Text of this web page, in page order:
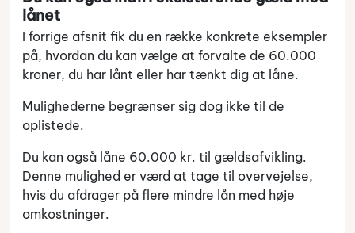
lånet
I forrige afsnit fik du en række konkrete eksempler
på, hvordan du kan vælge at forvalte de 60.000
kroner, du har lånt eller har tænkt dig at låne.
Mulighederne begrænser sig dog ikke til de
oplistede.
Du kan også låne 60.000 kr. til gældsafvikling.
Denne mulighed er værd at tage til overvejelse,
hvis du afdrager på flere mindre lån med høje
omkostninger.